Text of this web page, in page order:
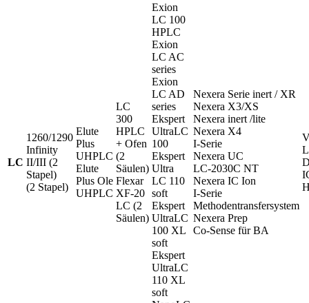
LC
1260/1290
Infinity
II/III (2
Stapel)
(2 Stapel)
Elute
Plus
UHPLC
Elute
Plus Ole
UHPLC
LC
300
HPLC
+ Ofen
(2
Säulen)
Flexar
XF-20
LC (2
Säulen)
Exion
LC 100
HPLC
Exion
LC AC
series
Exion
LC AD
series
Ekspert
UltraLC
100
Ekspert
Ultra
LC 110
soft
Ekspert
UltraLC
100 XL
soft
Ekspert
UltraLC
110 XL
soft
Nexera Serie inert / XR
Nexera X3/XS
Nexera inert /lite
Nexera X4
I-Serie
Nexera UC
LC-2030C NT
Nexera IC Ion
I-Serie
Methodentransfersystem
Nexera Prep
Co-Sense für BA